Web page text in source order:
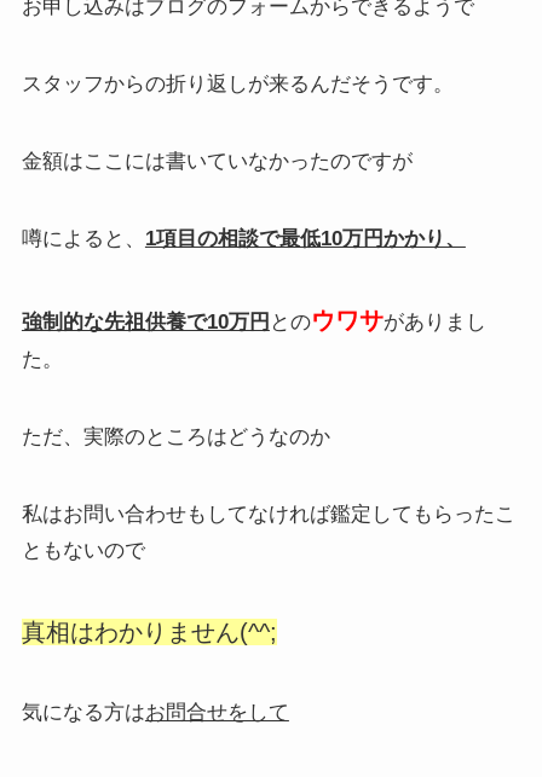
お申し込みはブログのフォームからできるようで
スタッフからの折り返しが来るんだそうです。
金額はここには書いていなかったのですが
噂によると、 1項目の相談で最低10万円かかり、
強制的な先祖供養で10万円 とのウワサがありまし
た。
ただ、実際のところはどうなのか
私はお問い合わせもしてなければ鑑定してもらったこ
ともないので
真相はわかりません(^^;
気になる方はお問合せをして